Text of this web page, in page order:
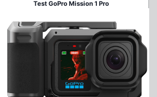
Test GoPro Mission 1 Pro